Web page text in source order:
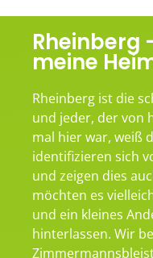
Rheinberg
meine
Rheinberg ist die
und jeder, der von
mal hier war, weiß
identifizieren sich
und zeigen dies
möchten es
und ein kleines
hinterlassen. Wir